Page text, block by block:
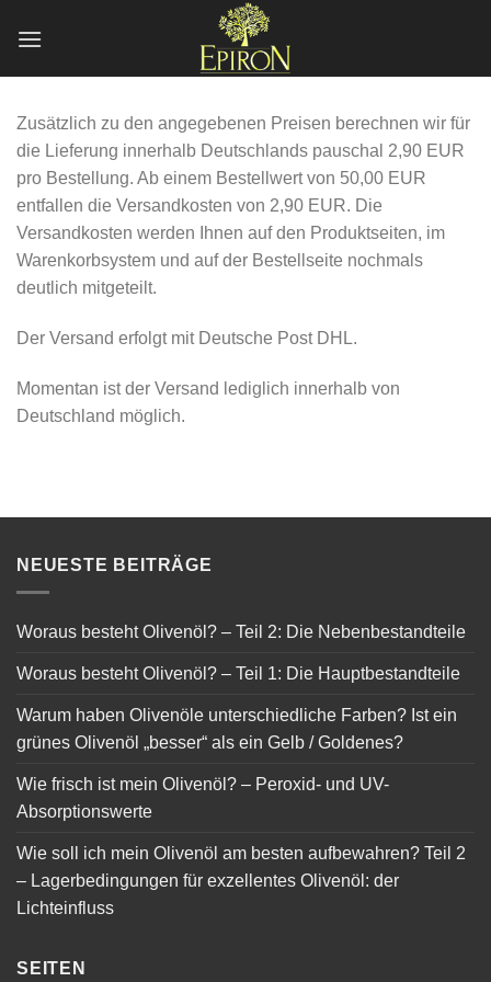
Inhalt
Zusätzlich zu den angegebenen Preisen berechnen wir für
die Lieferung innerhalb Deutschlands pauschal 2,90 EUR
pro Bestellung. Ab einem Bestellwert von 50,00 EUR
entfallen die Versandkosten von 2,90 EUR. Die
Versandkosten werden Ihnen auf den Produktseiten, im
Warenkorbsystem und auf der Bestellseite nochmals
deutlich mitgeteilt.
Der Versand erfolgt mit Deutsche Post DHL.
Momentan ist der Versand lediglich innerhalb von
Deutschland möglich.
NEUESTE BEITRÄGE
Woraus besteht Olivenöl? – Teil 2: Die Nebenbestandteile
Woraus besteht Olivenöl? – Teil 1: Die Hauptbestandteile
Warum haben Olivenöle unterschiedliche Farben? Ist ein
grünes Olivenöl „besser“ als ein Gelb / Goldenes?
Wie frisch ist mein Olivenöl? – Peroxid- und UV-
Absorptionswerte
Wie soll ich mein Olivenöl am besten aufbewahren? Teil 2
– Lagerbedingungen für exzellentes Olivenöl: der
Lichteinfluss
SEITEN